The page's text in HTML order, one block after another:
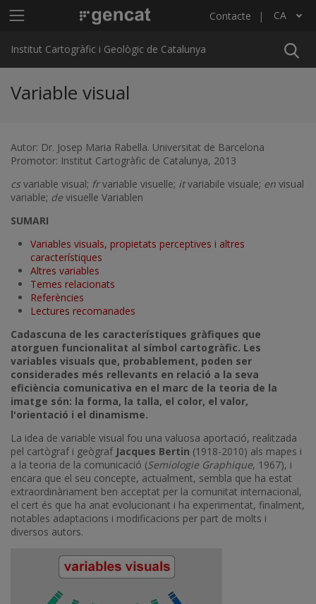
Menú principal ICGC Contacte CA
Llista les accions addicionals
Institut Cartogràfic i Geològic de Catalunya
Variable visual
Autor: Dr. Josep Maria Rabella. Universitat de Barcelona
Promotor: Institut Cartogràfic de Catalunya, 2013
cs variable visual; frvariable visuelle; itvariabile visuale; en visual
variable; de visuelle Variablen
SUMARI
Variables visuals, propietats perceptives i altres
característiques
Altres variables
Temes relacionats
Referències
Lectures recomanades
Cadascuna de les característiques gràfiques que
atorguen funcionalitat al símbol cartogràfic. Les
variables visuals que, probablement, poden ser
considerades més rellevants en relació a la seva
eficiència comunicativa en el marc de la teoria de la
imatge són: la forma, la talla, el color, el valor,
l'orientació i el dinamisme.
La idea de variable visual fou una valuosa aportació, realitzada
pel cartògraf i geògraf Jacques Bertin (1918-2010) als mapes i
a la teoria de la comunicació (Semiologie Graphique, 1967), i
encara que el seu concepte, actualment, sembla que ha estat
extraordinàriament ben acceptat per la comunitat internacional,
el cert és que ha anat evolucionant i ha experimentat, finalment,
notables adaptacions i modificacions per part de molts i
diversos autors.